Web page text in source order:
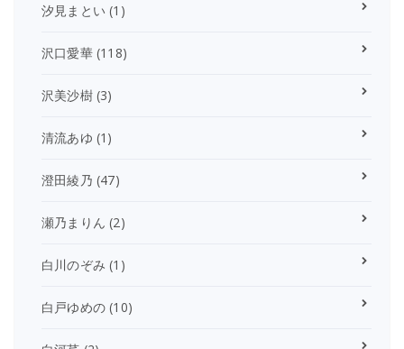
汐見まとい (1)
沢口愛華(118)
沢美沙樹(3)
清流あゆ (1)
澄田綾乃 (47)
瀬乃まりん (2)
白川のぞみ (1)
白戸ゆめの (10)